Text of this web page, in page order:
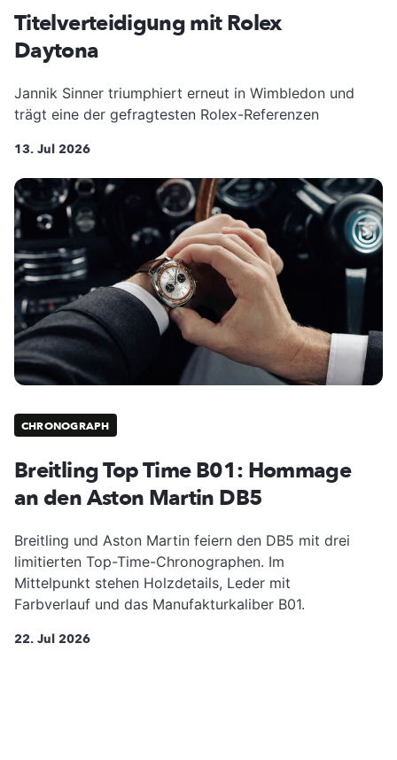
Titelverteidigung mit Rolex
Daytona
Jannik Sinner triumphiert erneut in Wimbledon und
trägt eine der gefragtesten Rolex-Referenzen
13. Jul 2026
CHRONOGRAPH
Breitling Top Time B01: Hommage
an den Aston Martin DB5
Breitling und Aston Martin feiern den DB5 mit drei
limitierten Top-Time-Chronographen. Im
Mittelpunkt stehen Holzdetails, Leder mit
Farbverlauf und das Manufakturkaliber B01.
22. Jul 2026